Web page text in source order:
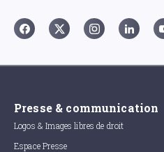
Presse & communication
Logos & Images libres de droit
Espace Presse